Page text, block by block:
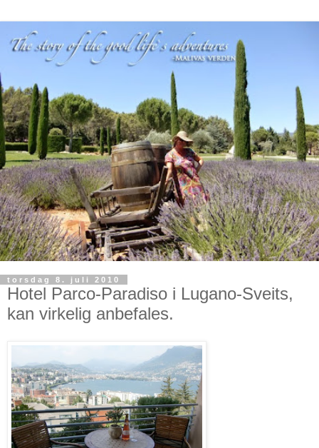
torsdag 8. juli 2010
Hotel Parco-Paradiso i Lugano-Sveits,
kan virkelig anbefales.